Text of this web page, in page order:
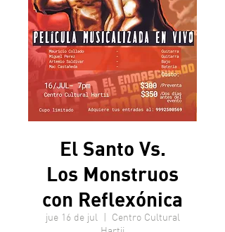
El Santo Vs.
Los Monstruos
con Reflexónica
jue 16 de jul
  |
Centro Cultural